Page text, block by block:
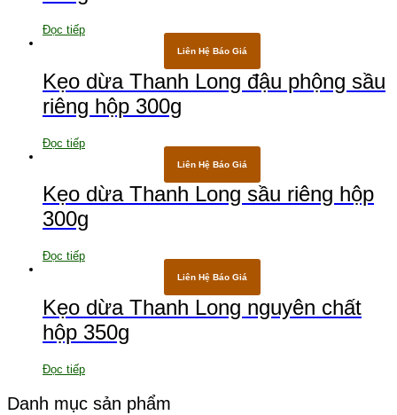
Đọc tiếp
Liên Hệ Báo Giá
Kẹo dừa Thanh Long đậu phộng sầu
riêng hộp 300g
Đọc tiếp
Liên Hệ Báo Giá
Kẹo dừa Thanh Long sầu riêng hộp
300g
Đọc tiếp
Liên Hệ Báo Giá
Kẹo dừa Thanh Long nguyên chất
hộp 350g
Đọc tiếp
Danh mục sản phẩm